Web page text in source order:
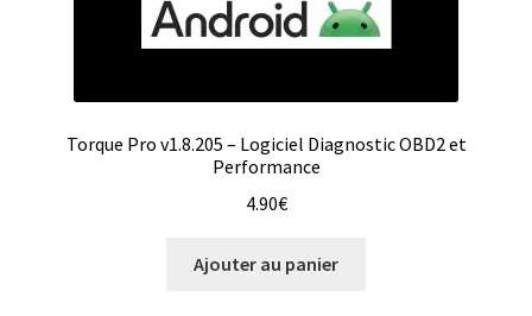
Torque Pro v1.8.205 – Logiciel Diagnostic OBD2 et
Performance
4.90€
Ajouter au panier